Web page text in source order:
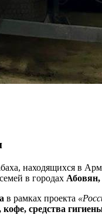
находящихся в
в городах
в рамках проекта
средства